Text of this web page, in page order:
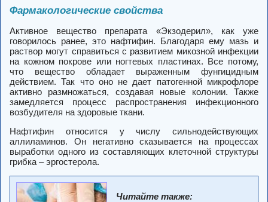
Фармакологические свойства
Активное вещество препарата «Экзодерил», как уже
говорилось ранее, это нафтифин. Благодаря ему мазь и
раствор могут справиться с развитием микозной инфекции
на кожном покрове или ногтевых пластинах. Все потому,
что вещество обладает выраженным фунгицидным
действием. Так что оно не дает патогенной микрофлоре
активно размножаться, создавая новые колонии. Также
замедляется процесс распространения инфекционного
возбудителя на здоровые ткани.
Нафтифин относится у числу сильнодействующих
аллиламинов. Он негативно сказывается на процессах
выработки одного из составляющих клеточной структуры
грибка – эргостерола.
Читайте также: